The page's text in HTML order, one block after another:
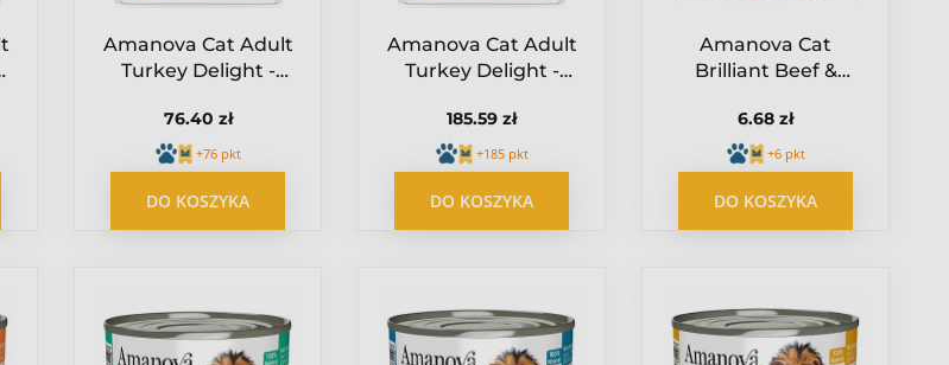
Amanova Cat Adult
Turkey Delight -
76.40 zł
+76 pkt
DO KOSZYKA
Amanova Cat Adult
Turkey Delight -
185.59 zł
+185 pkt
DO KOSZYKA
Amanova Cat
Brilliant Beef &
kurczak saszetka
85g [P14]
6.68 zł
+6 pkt
DO KOSZYKA